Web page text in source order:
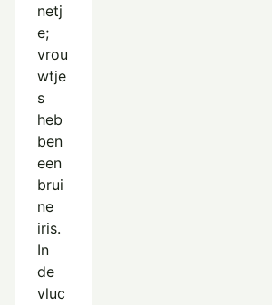
netj
e;
vrou
wtje
s
heb
ben
een
brui
ne
iris.
In
de
vluc